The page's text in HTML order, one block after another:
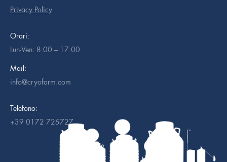
Privacy Policy
Orari:
Lun-Ven: 8:00 – 17:00
Mail:
info@cryofarm.com
Telefono:
+39 0172 725727